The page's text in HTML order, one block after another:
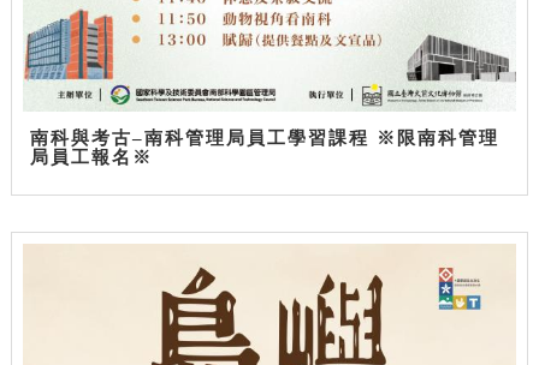
南科與考古–南科管理局員工學習課程 ※限南科管理
局員工報名※